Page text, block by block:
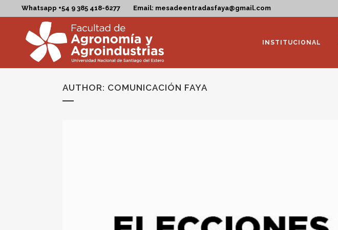
Email: mesadeentradasfaya@gmail.com
Whatsapp +54 9 385 418-6277
INSTITUCIONAL
AUTHOR: COMUNICACIÓN FAYA